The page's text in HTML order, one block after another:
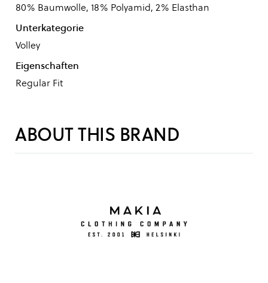
80% Baumwolle, 18% Polyamid, 2% Elasthan
Unterkategorie
Volley
Eigenschaften
Regular Fit
ABOUT THIS BRAND